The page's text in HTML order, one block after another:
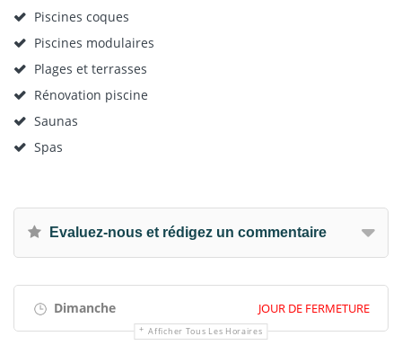
Piscines coques
Piscines modulaires
Plages et terrasses
Rénovation piscine
Saunas
Spas
Evaluez-nous et rédigez un commentaire
Dimanche JOUR DE FERMETURE
Afficher Tous Les Horaires